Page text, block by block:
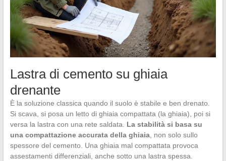
Lastra di cemento su ghiaia
drenante
È la soluzione classica quando il suolo è stabile e ben drenato.
Si scava, si posa un letto di ghiaia compattata (la ghiaia), poi si
versa la lastra con una rete saldata. La stabilità si basa su
una compattazione accurata della ghiaia, non solo sullo
spessore del cemento. Una ghiaia mal compattata provoca
assestamenti differenziali, anche sotto una lastra spessa.